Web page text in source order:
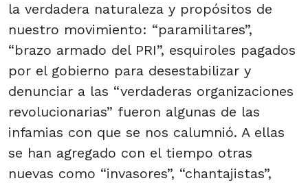
la verdadera naturaleza y propósitos de
nuestro movimiento: “paramilitares”,
“brazo armado del PRI”, esquiroles pagados
por el gobierno para desestabilizar y
denunciar a las “verdaderas organizaciones
revolucionarias” fueron algunas de las
infamias con que se nos calumnió. A ellas
se han agregado con el tiempo otras
nuevas como “invasores”, “chantajistas”,